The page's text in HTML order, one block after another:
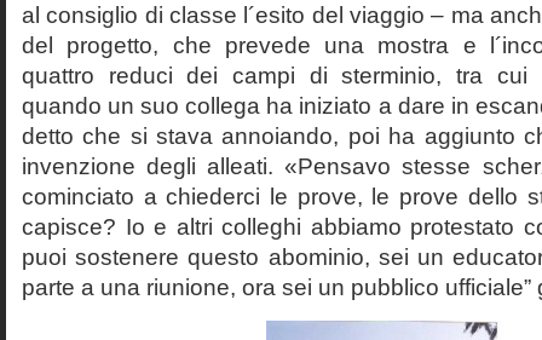
al consiglio di classe l´esito del viaggio – ma
del progetto, che prevede una mostra e
quattro reduci dei campi di sterminio, tra cui
quando un suo collega ha iniziato a dare in
detto che si stava annoiando, poi ha aggiunto
invenzione degli alleati. «Pensavo stesse
cominciato a chiederci le prove, le prove dello
capisce? Io e altri colleghi abbiamo protestato
puoi sostenere questo abominio, sei un
parte a una riunione, ora sei un pubblico ufficiale”